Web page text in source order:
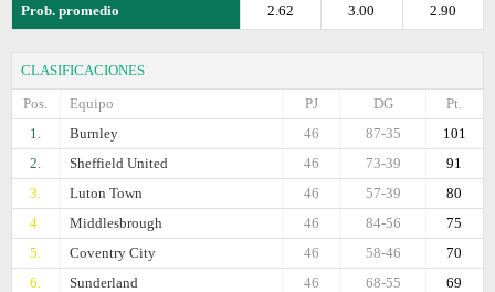
Prob. promedio 2.90
3.00
2.62
CLASIFICACIONES
Pos.
Equipo Pt.
DG
PJ
1.
Burnley 101
87-35
46
2.
Sheffield United 91
73-39
46
3.
Luton Town 80
57-39
46
4.
Middlesbrough 75
84-56
46
5.
Coventry City 70
58-46
46
6.
Sunderland 69
68-55
46